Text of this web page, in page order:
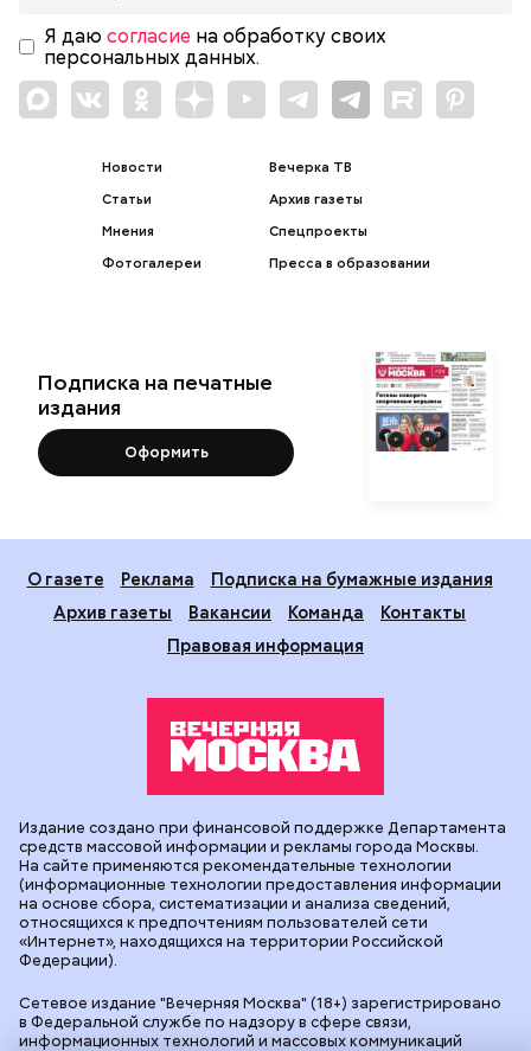
Я даю согласие на обработку своих
персональных данных.
Новости
Статьи
Мнения
Фотогалереи
Вечерка ТВ
Архив газеты
Спецпроекты
Пресса в образовании
Подписка на печатные
издания
Оформить
О газете Реклама
Подписка на бумажные издания
Архив газеты
Вакансии Команда
Контакты
Правовая информация
Сетевое издание "Вечерняя Москва" (18+) зарегистрировано
в Федеральной службе по надзору в сфере связи,
информационных технологий и массовых коммуникаций
Издание создано при финансовой поддержке Департамента
средств массовой информации и рекламы города Москвы.
На сайте применяются рекомендательные технологии
(информационные технологии предоставления информации
на основе сбора, систематизации и анализа сведений,
относящихся к предпочтениям пользователей сети
«Интернет», находящихся на территории Российской
Федерации).